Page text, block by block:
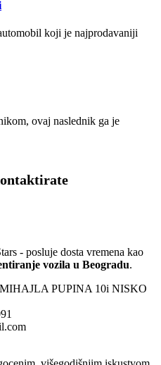
koji je najprodavaniji
ovaj naslednik ga je
- posluje dosta vremena kao
vozila u Beogradu.
PUPINA 10i NISKO